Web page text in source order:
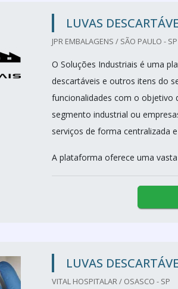
LUVAS
JPR EMBALAGENS / SÃO PAULO - SP
O Soluções Industriais é uma
descartáveis e outros itens do
funcionalidades com o objetivo
segmento industrial ou
serviços de forma centralizada
A plataforma oferece uma
LUVAS
VITAL HOSPITALAR / OSASCO - SP